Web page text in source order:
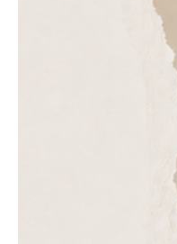
laboratoriumjas. Óf ek
neem wetenskap
valse keuse. Jy hoef
kerkdeur af te gee om
wees nie. ’n Wêreld
tegnologie Jong
in ’n wêreld van